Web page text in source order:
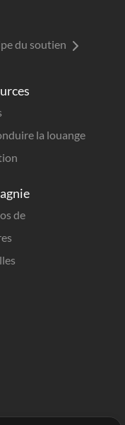
la louange
de
du soutien